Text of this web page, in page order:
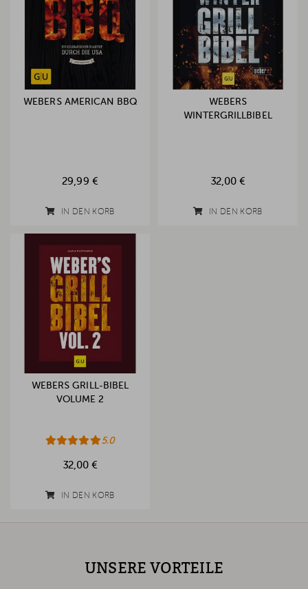
WEBERS AMERICAN BBQ
29,99 €
IN DEN KORB
WEBERS
WINTERGRILLBIBEL
32,00 €
IN DEN KORB
WEBERS GRILL-BIBEL
VOLUME 2
5.0
32,00 €
IN DEN KORB
UNSERE VORTEILE